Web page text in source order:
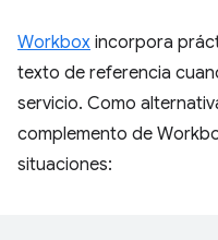
Workbox incorpora
texto de referencia
servicio. Como
complemento de
situaciones: